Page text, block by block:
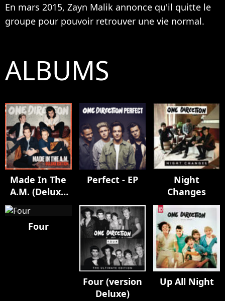
En mars 2015, Zayn Malik annonce qu'il quitte le
groupe pour pouvoir retrouver une vie normal.
ALBUMS
Made In The
A.M. (Deluxe
Perfect - EP
Night
Changes
Four
Four (version
Deluxe)
Up All Night